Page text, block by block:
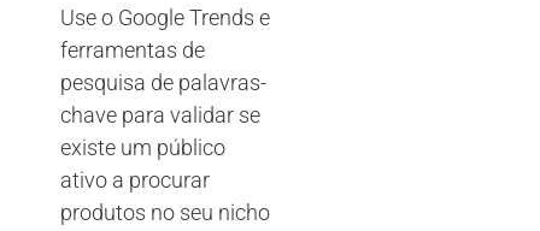
Use o Google Trends e
ferramentas de
pesquisa de palavras-
chave para validar se
existe um público
ativo a procurar
produtos no seu nicho